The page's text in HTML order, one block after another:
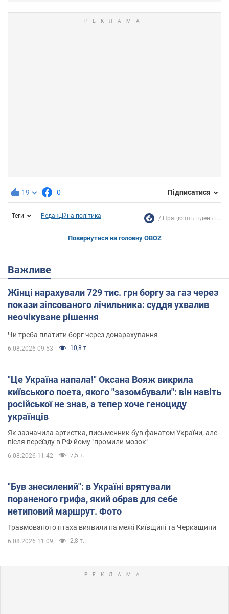
19 0 Підписатися
Теги Редакційна політика Працюють вдень і...
Повернутися на головну OBOZ
Важливе
Жінці нарахували 729 тис. грн боргу за газ через
покази зіпсованого лічильника: суддя ухвалив
неочікуване рішення
Чи треба платити борг через донарахування
6.08.2026 09:53 10,8 т.
"Це Україна напала!" Оксана Вояж викрила
київського поета, якого "зазомбували": він навіть
російської не знав, а тепер хоче геноциду
українців
Як зазначила артистка, письменник був фанатом України, але
після переїзду в РФ йому "промили мозок"
6.08.2026 11:42 7,5 т.
"Був знесилений": в Україні врятували
пораненого грифа, який обрав для себе
нетиповий маршрут. Фото
Травмованого птаха виявили на межі Київщині та Черкащини
6.08.2026 11:09 2,8 т.